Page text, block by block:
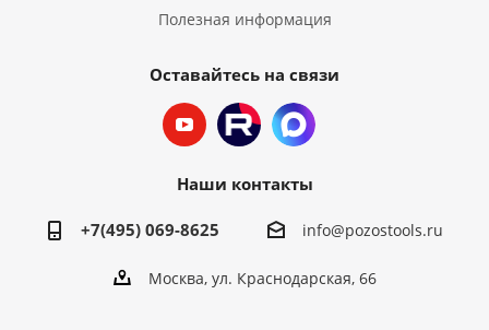
Полезная информация
Оставайтесь на связи
Наши контакты
+7(495) 069-8625 info@pozostools.ru
Москва, ул. Краснодарская, 66